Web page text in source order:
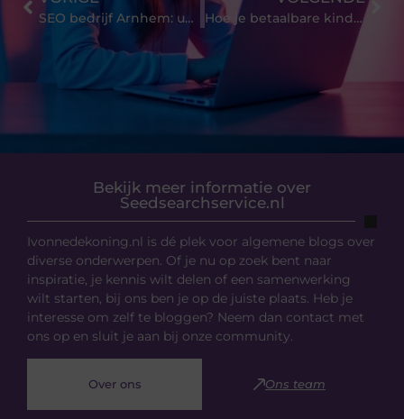
Bekijk meer informatie over
Seedsearchservice.nl
Ivonnedekoning.nl is dé plek voor algemene blogs over
diverse onderwerpen. Of je nu op zoek bent naar
inspiratie, je kennis wilt delen of een samenwerking
wilt starten, bij ons ben je op de juiste plaats. Heb je
interesse om zelf te bloggen? Neem dan contact met
ons op en sluit je aan bij onze community.
Over ons Ons team
SEO bedrijf Arnhem: uw partner voor online succes Hoe je betaalbare kinderkleding kan kopen zonder in te leveren op kwaliteit